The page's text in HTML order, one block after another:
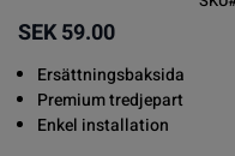
SEK 59.00
Ersättningsbaksida
Premium tredjepart
Enkel installation